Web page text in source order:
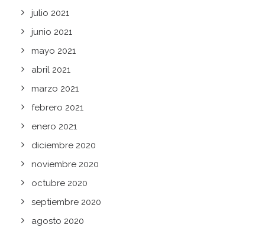
julio 2021
junio 2021
mayo 2021
abril 2021
marzo 2021
febrero 2021
enero 2021
diciembre 2020
noviembre 2020
octubre 2020
septiembre 2020
agosto 2020